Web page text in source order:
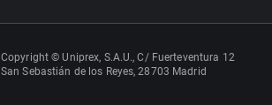
Copyright © Uniprex, S.A.U., C/ Fuerteventura 12
San Sebastián de los Reyes, 28703 Madrid